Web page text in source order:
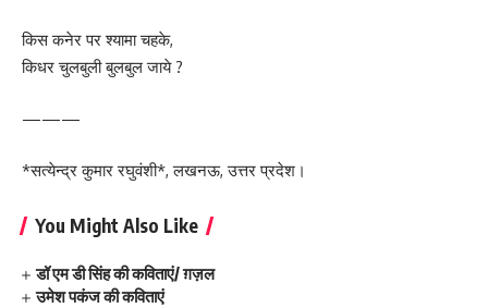
किस कनेर पर श्यामा चहके,
किधर चुलबुली बुलबुल जाये ?
———
*सत्येन्द्र कुमार रघुवंशी*, लखनऊ, उत्तर प्रदेश।
You Might Also Like
डॉ एम डी सिंह की कविताएं/ ग़ज़ल
उमेश पकंज की कविताएं